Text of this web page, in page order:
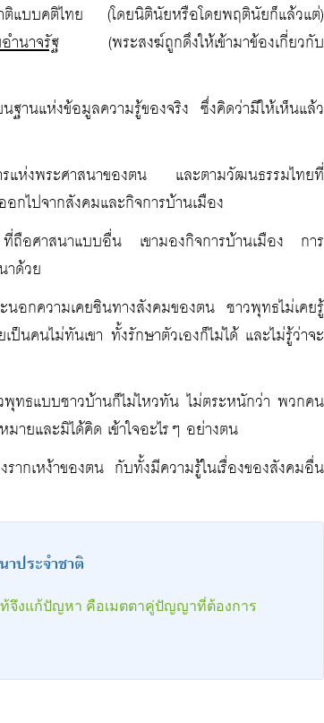
ติแบบคติไทย (โดยนิตินัยหรือโดยพฤตินัยก็แล้วแต่)
ำนาจรัฐ (พระสงฆ์ถูกดึงให้เข้ามาข้องเกี่ยวกับ
านแห่งข้อมูลความรู้ของจริง ซึ่งคิดว่ามีให้เห็นแล้ว
รแห่งพระศาสนาของตน และตามวัฒนธรรมไทยที่
กไปจากสังคมและกิจการบ้านเมือง
อศาสนาแบบอื่น เขามองกิจการบ้านเมือง การ
าด้วย
อกความเคยชินทางสังคมของตน ชาวพุทธไม่เคยรู้
นคนไม่ทันเขา ทั้งรักษาตัวเองก็ไม่ได้ และไม่รู้ว่าจะ
ทธแบบชาวบ้านก็ไม่ไหวทัน ไม่ตระหนักว่า พวกคน
ายและมิได้คิด เข้าใจอะไรๆ อย่างตน
ากเหง้าของตน กับทั้งมีความรู้ในเรื่องของสังคมอื่น
าประจำชาติ
ท้จึงแก้ปัญหา คือเมตตาคู่ปัญญาที่ต้องการ